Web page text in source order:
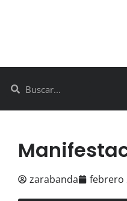
zarabanda febrero